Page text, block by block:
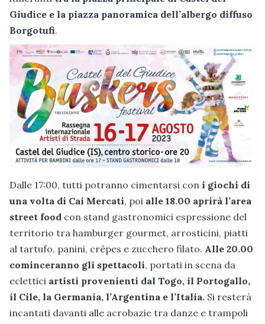
Giudice e la piazza panoramica dell’albergo diffuso
Borgotufi.
Dalle 17:00, tutti potranno cimentarsi con i giochi di
una volta di Cai Mercati, poi alle 18.00 aprirà l’area
street food con stand gastronomici espressione del
territorio tra hamburger gourmet, arrosticini, piatti
al tartufo, panini, crêpes e zucchero filato. Alle 20.00
cominceranno gli spettacoli, portati in scena da
eclettici artisti provenienti dal Togo, il Portogallo,
il Cile, la Germania, l’Argentina e l’Italia. Si resterà
incantati davanti alle acrobazie tra danze e trampoli